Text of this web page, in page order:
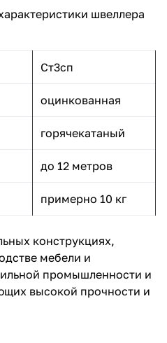
швеллера
Ст3сп
оцинкованная
горячекатаный
до 12 метров
примерно 10 кг
конструкциях,
мебели и
промышленности и
высокой прочности и